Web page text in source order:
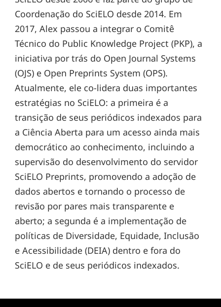
Coordenação do SciELO desde 2014. Em
2017, Alex passou a integrar o Comitê
Técnico do Public Knowledge Project (PKP), a
iniciativa por trás do Open Journal Systems
(OJS) e Open Preprints System (OPS).
Atualmente, ele co-lidera duas importantes
estratégias no SciELO: a primeira é a
transição de seus periódicos indexados para
a Ciência Aberta para um acesso ainda mais
democrático ao conhecimento, incluindo a
supervisão do desenvolvimento do servidor
SciELO Preprints, promovendo a adoção de
dados abertos e tornando o processo de
revisão por pares mais transparente e
aberto; a segunda é a implementação de
políticas de Diversidade, Equidade, Inclusão
e Acessibilidade (DEIA) dentro e fora do
SciELO e de seus periódicos indexados.